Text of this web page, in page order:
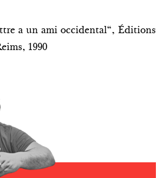
a un ami occidental“, Éditions
1990